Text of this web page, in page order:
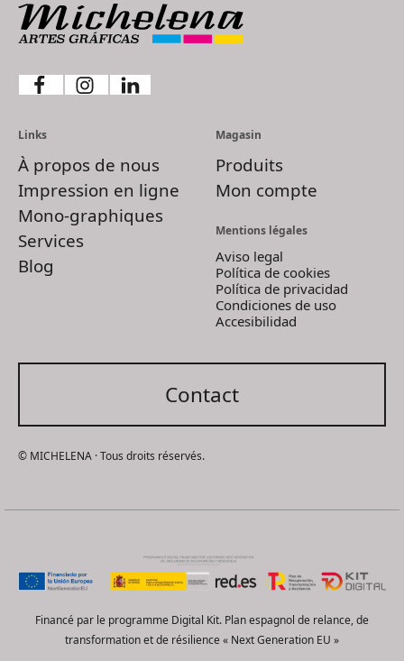
Links
À propos de nous
Impression en ligne
Mono-graphiques
Services
Blog
Magasin
Produits
Mon compte
Mentions légales
Aviso legal
Política de cookies
Política de privacidad
Condiciones de uso
Accesibilidad
Contact
© MICHELENA · Tous droits réservés.
Financé par le programme Digital Kit. Plan espagnol de relance, de
transformation et de résilience « Next Generation EU »